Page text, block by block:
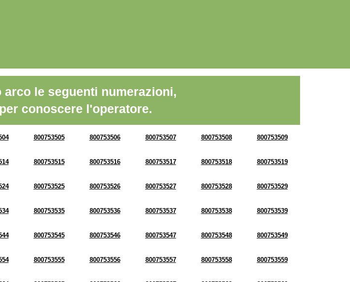
le seguenti numerazioni,
conoscere l'operatore.
800753505 800753506 800753507 800753508 800753509
800753515 800753516 800753517 800753518 800753519
800753525 800753526 800753527 800753528 800753529
800753535 800753536 800753537 800753538 800753539
800753545 800753546 800753547 800753548 800753549
800753555 800753556 800753557 800753558 800753559